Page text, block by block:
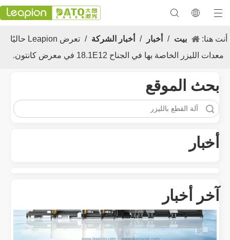
أنت هنا: بيت / أخبار / أخبار الشركة /
تعرض Leapion حاليًا
معدات الليزر الخاصة بها في الجناح 18.1E12 في معرض كانتون.
بحث الموقع
أخبار
آخر أخبار
تنوع تطبيق والميزات المتميزة لآلات علامة الليزر في التصنيع الحديث